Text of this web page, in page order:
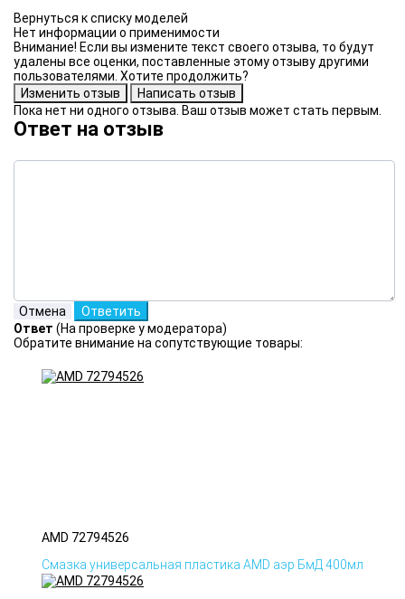
Нет информации о применимости
Внимание! Если вы измените текст своего отзыва, то будут
удалены все оценки, поставленные этому отзыву другими
пользователями. Хотите продолжить?
Пока нет ни одного отзыва. Ваш отзыв может стать первым.
Ответ на отзыв
Ответ (На проверке у модератора)
Обратите внимание на сопутствующие товары:
AMD 72794526
Смазка универсальная пластика AMD аэр БмД 400мл